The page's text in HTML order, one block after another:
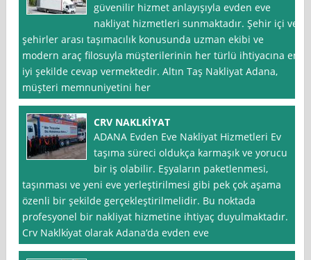
güvenilir hizmet anlayışıyla evden eve
nakliyat hizmetleri sunmaktadır. Şehir içi ve
şehirler arası taşımacılık konusunda uzman ekibi ve
modern araç filosuyla müşterilerinin her türlü ihtiyacına en
iyi şekilde cevap vermektedir. Altın Taş Nakliyat Adana,
müşteri memnuniyetini her
CRV NAKLKİYAT
ADANA Evden Eve Nakliyat Hizmetleri Ev
taşıma süreci oldukça karmaşık ve yorucu
bir iş olabilir. Eşyaların paketlenmesi,
taşınması ve yeni eve yerleştirilmesi gibi pek çok aşama
özenli bir şekilde gerçekleştirilmelidir. Bu noktada
profesyonel bir nakliyat hizmetine ihtiyaç duyulmaktadır.
Crv Naklki̇yat olarak Adana‘da evden eve